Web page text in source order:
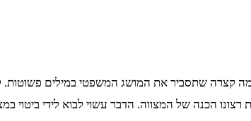
קצרה שתסביר את המושג המשפטי במילים
הכנה של המצווה. הדבר עשוי לבוא לידי ביטוי